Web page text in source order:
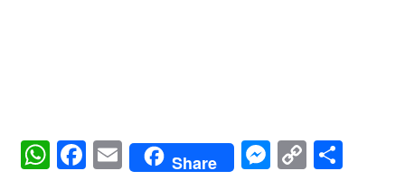
WhatsApp
Facebook
EmailShare
Copy